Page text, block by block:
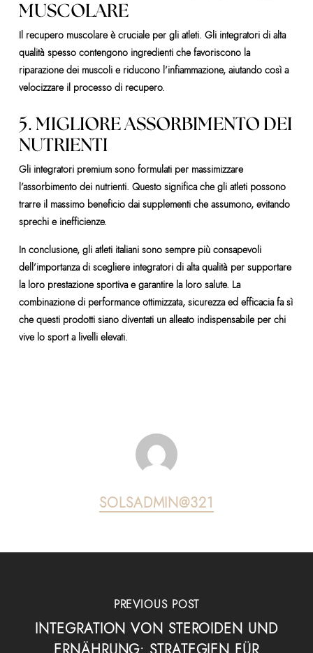
MUSCOLARE
Il recupero muscolare è cruciale per gli atleti. Gli integratori di alta
qualità spesso contengono ingredienti che favoriscono la
riparazione dei muscoli e riducono l’infiammazione, aiutando così a
velocizzare il processo di recupero.
5. MIGLIORE ASSORBIMENTO DEI
NUTRIENTI
Gli integratori premium sono formulati per massimizzare
l’assorbimento dei nutrienti. Questo significa che gli atleti possono
trarre il massimo beneficio dai supplementi che assumono, evitando
sprechi e inefficienze.
In conclusione, gli atleti italiani sono sempre più consapevoli
dell’importanza di scegliere integratori di alta qualità per supportare
la loro prestazione sportiva e garantire la loro salute. La
combinazione di performance ottimizzata, sicurezza ed efficacia fa sì
che questi prodotti siano diventati un alleato indispensabile per chi
vive lo sport a livelli elevati.
SOLSADMIN@321
PREVIOUS POST
INTEGRATION VON STEROIDEN UND